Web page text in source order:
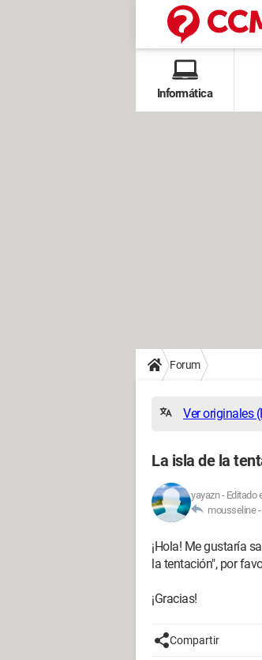
Informática
Forum
Ver originales
La isla de la
yayazn- Editado
mousseline -
¡Hola! Me gustaría
la tentación", por
¡Gracias!
Compartir